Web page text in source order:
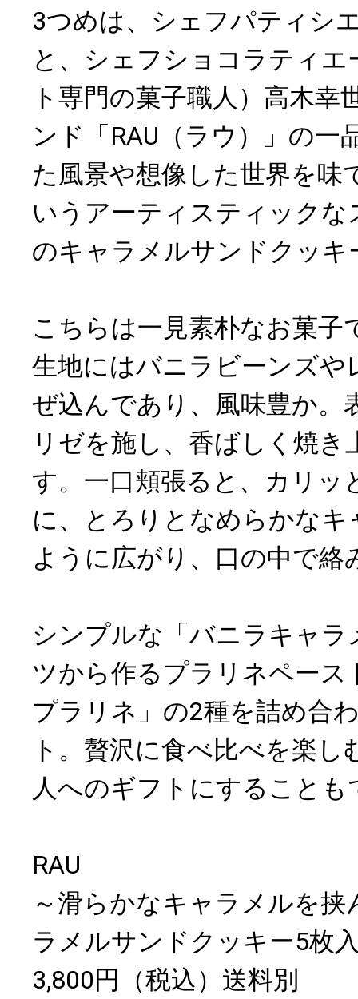
3つめは、シェフパティシ
と、シェフショコラティ
ト専門の菓子職人）高木幸
ンド「RAU（ラウ）」の一
た風景や想像した世界を味
いうアーティスティック
のキャラメルサンドクッキ
こちらは一見素朴なお菓子
生地にはバニラビーンズや
ぜ込んであり、風味豊か。
リゼを施し、香ばしく焼き
す。一口頬張ると、カリッ
に、とろりとなめらかな
ように広がり、口の中で絡
シンプルな「バニラキャ
ツから作るプラリネペース
プラリネ」の2種を詰め合
ト。贅沢に食べ比べを楽し
人へのギフトにすることも
RAU
～滑らかなキャラメルを
ラメルサンドクッキー5
3,800円（税込）送料別